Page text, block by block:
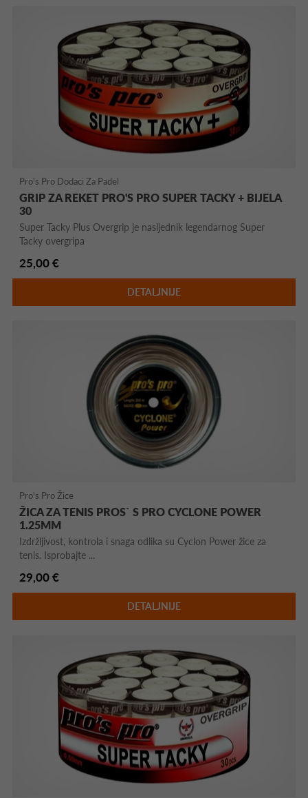
Pro's Pro Dodaci Za Padel
GRIP ZA REKET PRO'S PRO SUPER TACKY + BIJELA
30
Super Tacky Plus Overgrip je nasljednik legendarnog Super
Tacky overgripa
25,00 €
DETALJNIJE
Pro's Pro Žice
ŽICA ZA TENIS PROS` S PRO CYCLONE POWER
1.25MM
Izdržljivost, kontrola i snaga odlika su Cyclon Power žice za
tenis. Isprobajte ...
29,00 €
DETALJNIJE